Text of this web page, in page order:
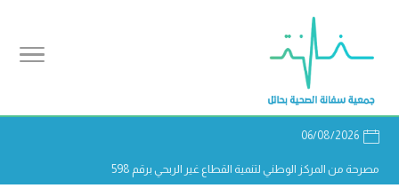
06/08/2026
مصرحة من المركز الوطني لتنمية القطاع غير الربحي برقم 598